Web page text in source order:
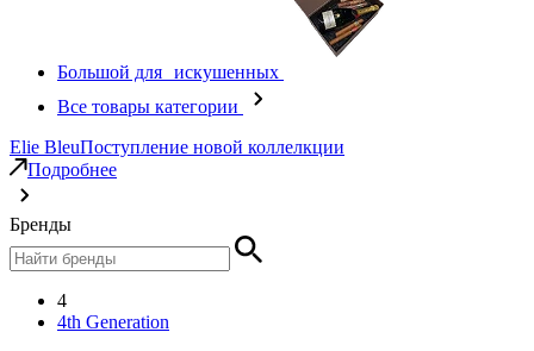
Большой для искушенных
Все товары категории
Elie BleuПоступление новой коллелкции
Подробнее
Бренды
4
4th Generation